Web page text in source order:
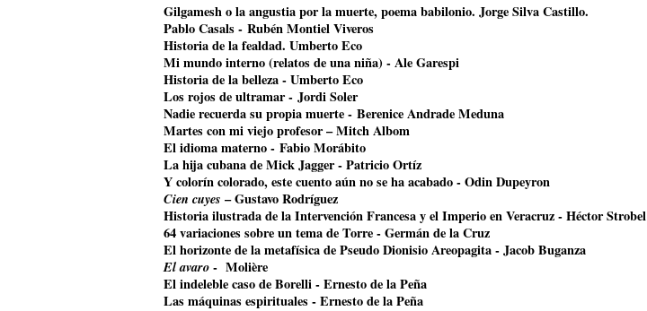
Gilgamesh o la angustia por la muerte, poema babilonio. Jorge Silva Castillo.
Pablo Casals - Rubén Montiel Viveros
Historia de la fealdad. Umberto Eco
Mi mundo interno (relatos de una niña) - Ale Garespi
Historia de la belleza - Umberto Eco
Los rojos de ultramar - Jordi Soler
Nadie recuerda su propia muerte - Berenice Andrade Meduna
Martes con mi viejo profesor – Mitch Albom
El idioma materno - Fabio Morábito
La hija cubana de Mick Jagger- Patricio Ortíz
Y colorín colorado, este cuento aún no se ha acabado - Odin Dupeyron
Cien cuyes – Gustavo Rodríguez
Historia ilustrada de la Intervención Francesa y el Imperio en Veracruz - Héctor Strobel
64 variaciones sobre un tema de Torre - Germán de la Cruz
El horizonte de la metafísica de Pseudo Dionisio Areopagita - Jacob Buganza
El avaro- Molière
El indeleble caso de Borelli - Ernesto de la Peña
Las máquinas espirituales - Ernesto de la Peña